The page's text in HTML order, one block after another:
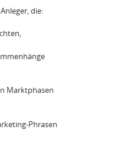
die:
Marktphasen
Phrasen